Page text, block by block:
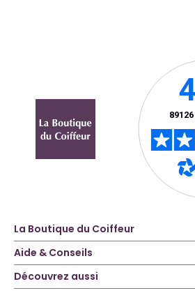
La Boutique du Coiffeur
Aide & Conseils
Découvrez aussi